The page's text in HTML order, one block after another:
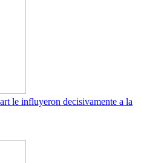
le influyeron decisivamente a la